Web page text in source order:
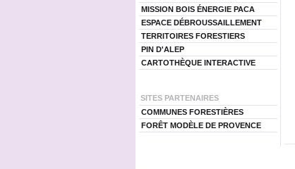
MISSION BOIS ÉNERGIE PACA
ESPACE DÉBROUSSAILLEMENT
TERRITOIRES FORESTIERS
PIN D'ALEP
CARTOTHÈQUE INTERACTIVE
SITES PARTENAIRES
COMMUNES FORESTIÈRES
FORÊT MODÈLE DE PROVENCE